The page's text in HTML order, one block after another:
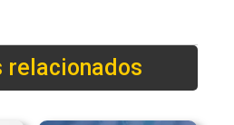
relacionados